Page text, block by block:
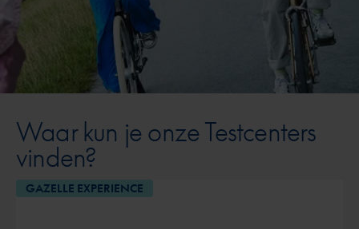
Waar kun je onze Testcenters
vinden?
GAZELLE EXPERIENCE